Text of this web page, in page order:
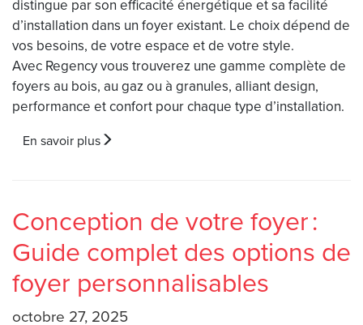
distingue par son efficacité énergétique et sa facilité
d’installation dans un foyer existant. Le choix dépend de
vos besoins, de votre espace et de votre style.
Avec Regency vous trouverez une gamme complète de
foyers au bois, au gaz ou à granules, alliant design,
performance et confort pour chaque type d’installation.
En savoir plus
Conception de votre foyer :
Guide complet des options de
foyer personnalisables
octobre 27, 2025